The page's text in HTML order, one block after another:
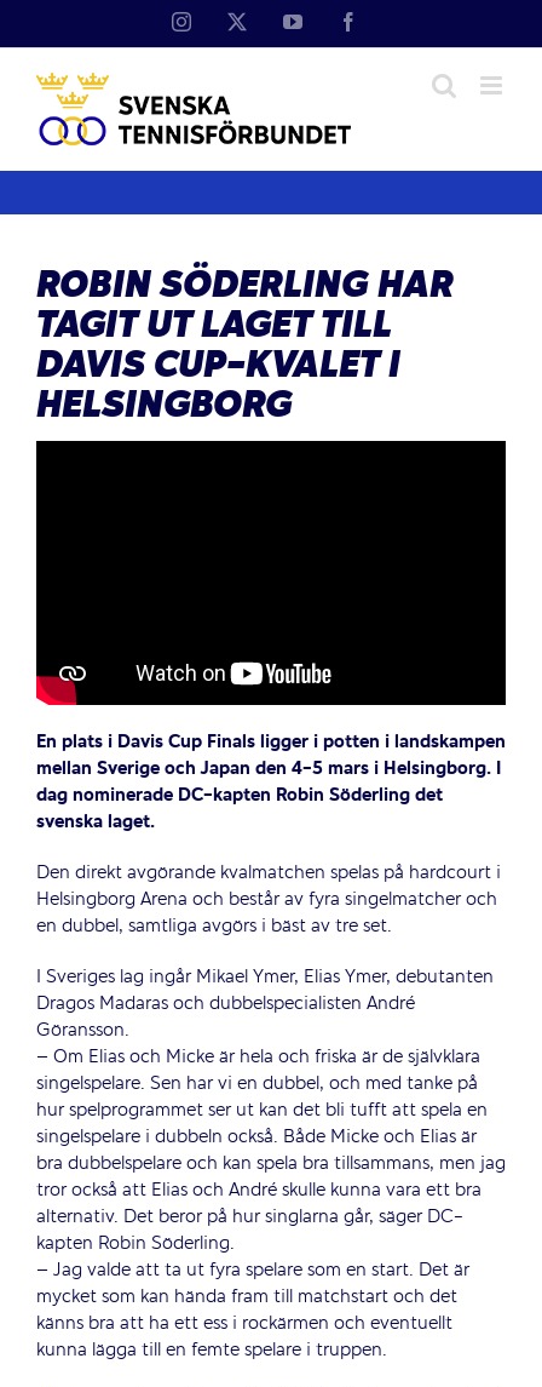
Instagram YouTube
ROBIN SÖDERLING HAR
TAGIT UT LAGET TILL
DAVIS CUP-KVALET I
HELSINGBORG
En plats i Davis Cup Finals ligger i potten i landskampen
mellan Sverige och Japan den 4-5 mars i Helsingborg. I
dag nominerade DC-kapten Robin Söderling det
svenska laget.
Den direkt avgörande kvalmatchen spelas på hardcourt i
Helsingborg Arena och består av fyra singelmatcher och
en dubbel, samtliga avgörs i bäst av tre set.
I Sveriges lag ingår Mikael Ymer, Elias Ymer, debutanten
Dragos Madaras och dubbelspecialisten André
Göransson.
– Om Elias och Micke är hela och friska är de självklara
singelspelare. Sen har vi en dubbel, och med tanke på
hur spelprogrammet ser ut kan det bli tufft att spela en
singelspelare i dubbeln också. Både Micke och Elias är
bra dubbelspelare och kan spela bra tillsammans, men jag
tror också att Elias och André skulle kunna vara ett bra
alternativ. Det beror på hur singlarna går, säger DC-
kapten Robin Söderling.
– Jag valde att ta ut fyra spelare som en start. Det är
mycket som kan hända fram till matchstart och det
känns bra att ha ett ess i rockärmen och eventuellt
kunna lägga till en femte spelare i truppen.